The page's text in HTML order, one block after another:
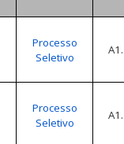
Processo
Seletivo
Processo
Seletivo